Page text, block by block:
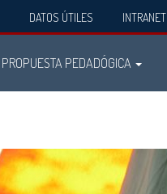
DATOS ÚTILES INTRANET
PROPUESTA PEDADÓGICA